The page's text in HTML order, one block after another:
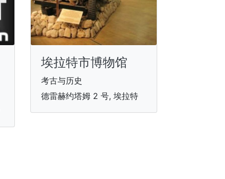
埃拉特市博物馆
考古与历史
德雷赫约塔姆 2 号, 埃拉特